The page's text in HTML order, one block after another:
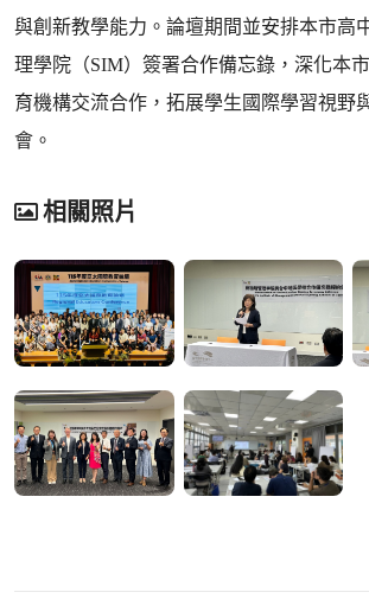
與創新教學能力。論壇期間並安排本市高
理學院（SIM）簽署合作備忘錄，深化本
育機構交流合作，拓展學生國際學習視野
會。
相關照片